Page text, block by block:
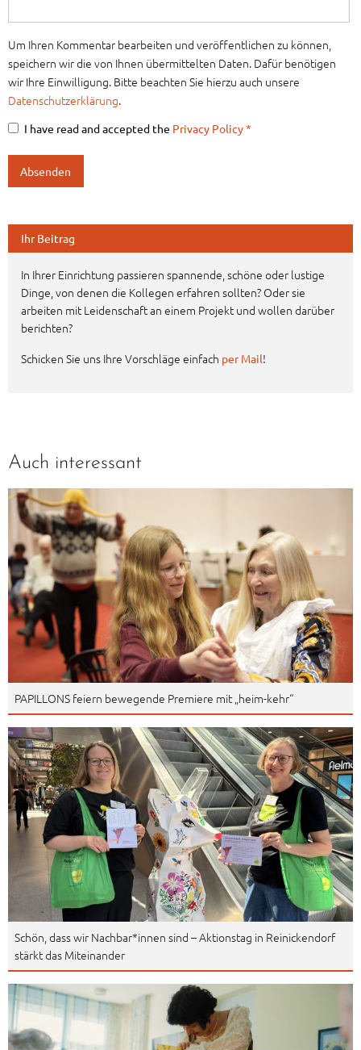
Hier brachte der Weihnachtsmann auch seinen Engel mit.
Um Ihren Kommentar bearbeiten und veröffentlichen zu können,
speichern wir die von Ihnen übermittelten Daten. Dafür benötigen
wir Ihre Einwilligung. Bitte beachten Sie hierzu auch unsere
Datenschutzerklärung.
I have read and accepted the Privacy Policy*
Ihr Beitrag
In Ihrer Einrichtung passieren spannende, schöne oder lustige
Dinge, von denen die Kollegen erfahren sollten? Oder sie
arbeiten mit Leidenschaft an einem Projekt und wollen darüber
berichten?
Schicken Sie uns Ihre Vorschläge einfach per Mail!
Auch interessant
PAPILLONS feiern bewegende Premiere mit „heim-kehr“
Schön, dass wir Nachbar*innen sind – Aktionstag in Reinickendorf
stärkt das Miteinander